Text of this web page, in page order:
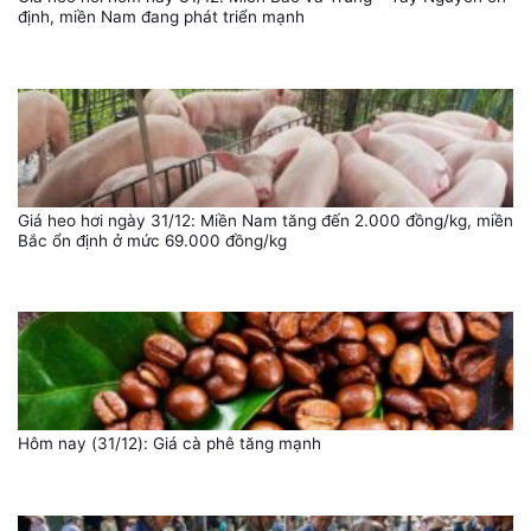
định, miền Nam đang phát triển mạnh
Giá heo hơi ngày 31/12: Miền Nam tăng đến 2.000 đồng/kg, miền
Bắc ổn định ở mức 69.000 đồng/kg
Hôm nay (31/12): Giá cà phê tăng mạnh